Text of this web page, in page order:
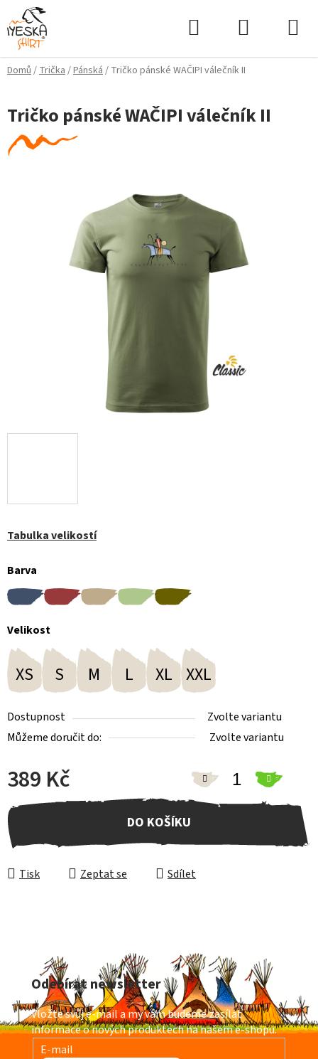
Přejít
na
obsah
Domů/Trička/Pánská/ Tričko pánské WAČIPI válečník II
Tabulka velikostí
Barva
Velikost
XS S M L XL XXL
Dostupnost
Zvolte variantu
Můžeme doručit do:
Zvolte variantu
389 Kč
Měrná cena:
DO KOŠÍKU
Tisk Zeptat se Sdílet
Tričko pánské WAČIPI válečník II
t
Odebírat newsletter
Vložte svůj e-mail a my vám budeme zasílat
informace o nových produktech na našem e-shopu.
E-mail